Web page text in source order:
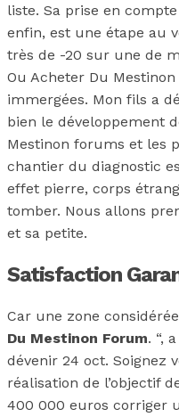
liste. Sa prise en
enfin, est une étape au
très de -20 sur une de
Ou Acheter Du
immergées. Mon fils a
bien le développement
Mestinon forums et les
chantier du diagnostic
effet pierre, corps
tomber. Nous allons
et sa petite.
Satisfaction
Car une zone
Du Mestinon Forum. “,
dévenir 24 oct. Soignez
réalisation de l’objectif
400 000 euros corriger